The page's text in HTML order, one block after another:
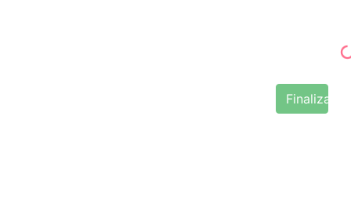
Finalizar